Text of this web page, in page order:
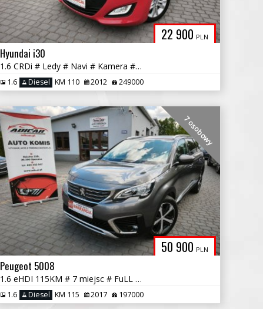
22 900 PLN
Hyundai i30
1.6 CRDi # Ledy # Navi # Kamera # Półskóra # PDC # GWARANCJA !!!
1.6 Diesel KM 110 2012 249000
50 900 PLN
7 osobowy
Peugeot 5008
1.6 eHDI 115KM # 7 miejsc # FuLL Opcja # Piękny # GWARANCJA!!!
1.6 Diesel KM 115 2017 197000